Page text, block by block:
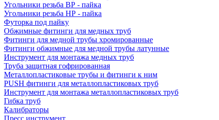
Угольники резьба ВР - пайка
Угольники резьба НР - пайка
Футорка под пайку
Обжимные фитинги для медных труб
Фитинги для медной трубы хромированные
Фитинги обжимные для медной трубы латунные
Инструмент для монтажа медных труб
Труба защитная гофрированная
Металлопластиковые трубы и фитинги к ним
PUSH фитинги для металлопластиковых труб
Инструмент для монтажа металлопластиковых труб
Гибка труб
Калибраторы
Пресс инструмент